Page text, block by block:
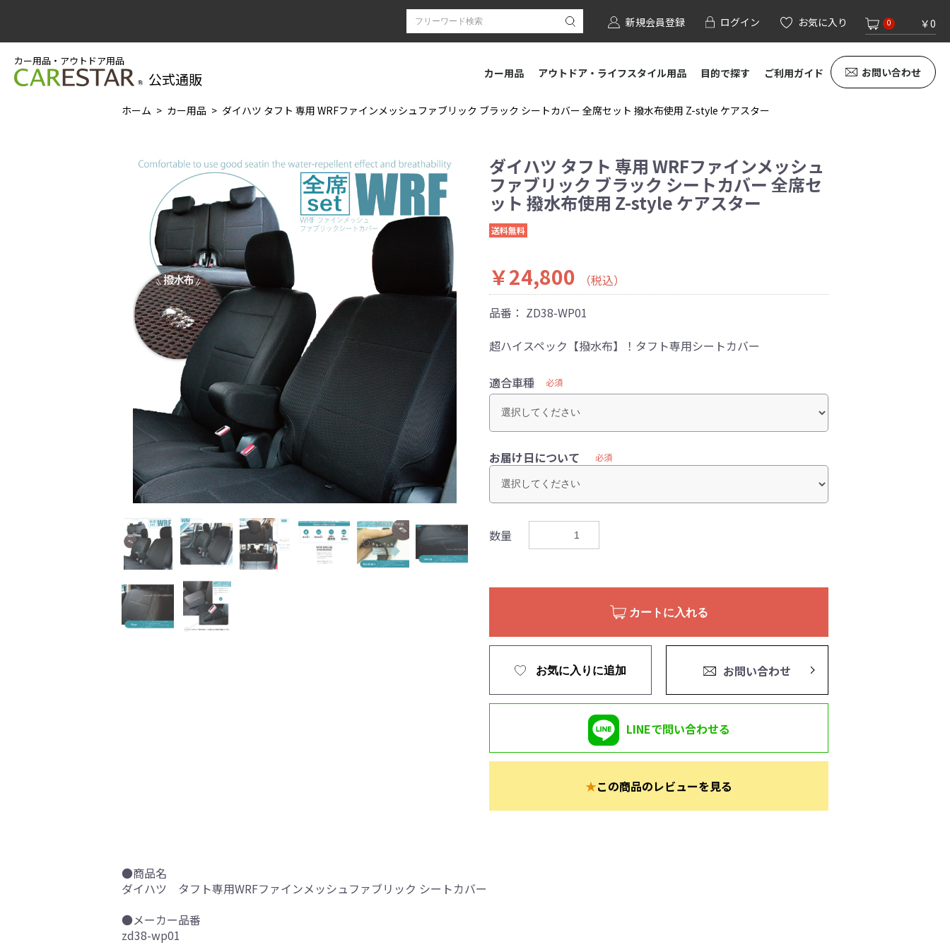
新規会員登録 ログイン お気に入り 0 ￥0
カー用品・アウトドア用品
公式通販 カー用品 アウトドア・ライフスタイル用品 目的で探す ご利用ガイド お問い合わせ
ホーム カー用品 ダイハツ タフト 専用 WRFファインメッシュファブリック ブラック シートカバー 全席セット 撥水布使用 Z-style ケアスター
ダイハツ タフト 専用 WRFファインメッシュ
ファブリック ブラック シートカバー 全席セ
ット 撥水布使用 Z-style ケアスター
送料無料
￥24,800
（税込）
品番： ZD38-WP01
超ハイスペック【撥水布】！タフト専用シートカバー
適合車種 必須
お届け日について 必須
数量
カートに入れる
お気に入りに追加 お問い合わせ
LINEで問い合わせる
★この商品のレビューを見る
●商品名
ダイハツ タフト専用WRFファインメッシュファブリック シートカバー
●メーカー品番
zd38-wp01